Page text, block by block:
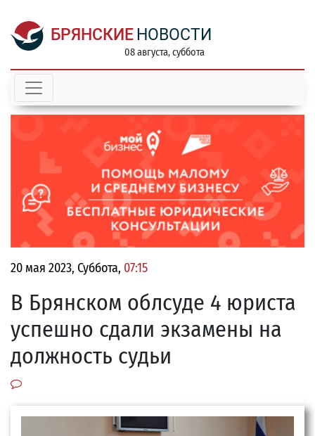
БРЯНСКИЕ НОВОСТИ
08 августа, суббота
20 мая 2023, Суббота, 07:15
В Брянском облсуде 4 юриста
успешно сдали экзамены на
должность судьи